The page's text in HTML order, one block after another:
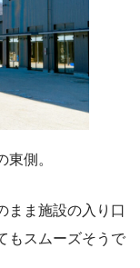
側。
まま施設の入り口
もスムーズそうで